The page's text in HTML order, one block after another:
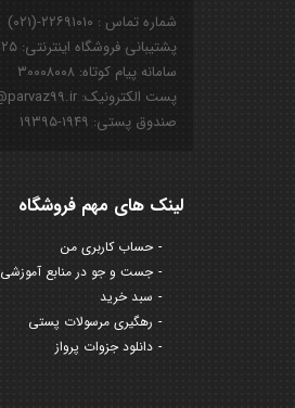
شماره تماس : ۲۲۶۹۱۰۱۰-(۰۲۱)
پشتیبانی فروشگاه اینترنتی: ۰۹۱۲۸۵۰۱۱۲۵
سامانه پیام کوتاه: ۳۰۰۰۸۰۰۸
پست الکترونیک: info@parvaz99.ir
صندوق پستی: ۱۹۴۹-۱۹۳۹۵
لینک های مهم فروشگاه
حساب کاربری من
جست و جو در منابع آموزشی
سبد خرید
رهگیری مرسولات پستی
دانلود جزوات پرواز